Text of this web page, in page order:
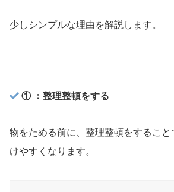
少しシンプルな理由を解説します。
① ：整理整頓をする
物をためる前に、整理整頓をするこ
けやすくなります。